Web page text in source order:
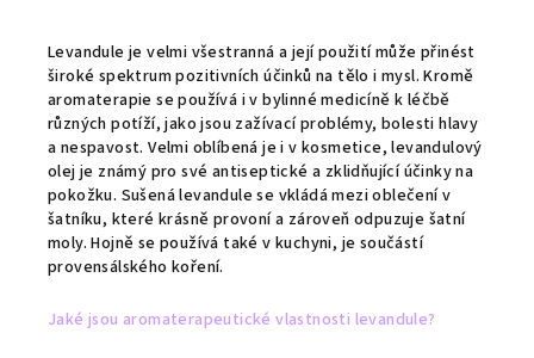
Levandule je velmi všestranná a její použití může přinést
široké spektrum pozitivních účinků na tělo i mysl. Kromě
aromaterapie se používá i v bylinné medicíně k léčbě
různých potíží, jako jsou zažívací problémy, bolesti hlavy
a nespavost. Velmi oblíbená je i v kosmetice, levandulový
olej je známý pro své antiseptické a zklidňující účinky na
pokožku. Sušená levandule se vkládá mezi oblečení v
šatníku, které krásně provoní a zároveň odpuzuje šatní
moly. Hojně se používá také v kuchyni, je součástí
provensálského koření.
Jaké jsou aromaterapeutické vlastnosti levandule?